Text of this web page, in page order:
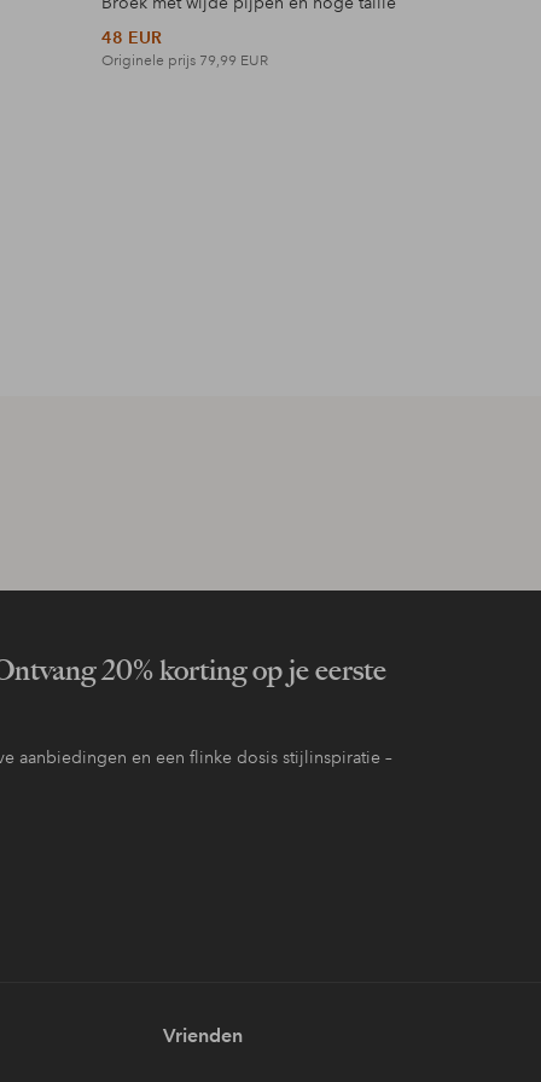
48 EUR
Originele prijs 79,99 EUR
20% korting op je eerste
aanbiedingen en een flinke dosis stijlinspiratie –
Vrienden